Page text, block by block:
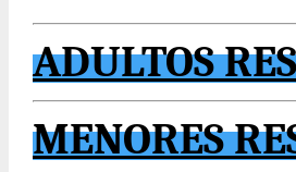
ADULTOS
MENORES